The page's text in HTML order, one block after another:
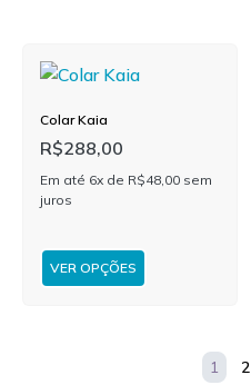
Colar Kaia
R$288,00
Em até 6x de R$48,00 sem
juros
VER OPÇÕES
1 2